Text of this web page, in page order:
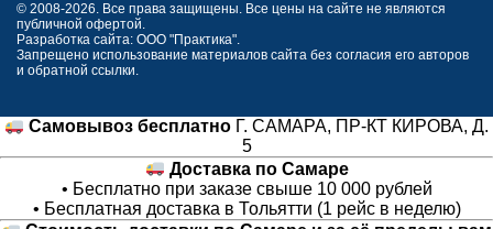
© 2008-2026. Все права защищены. Все цены на сайте не являются
публичной офертой.
Разработка сайта: ООО "Практика".
Запрещено использование материалов сайта без согласия его авторов
и обратной ссылки.
Самовывоз бесплатно Г. САМАРА, ПР-КТ КИРОВА, Д.
5
Доставка по Самаре
• Бесплатно при заказе свыше 10 000 рублей
• Бесплатная доставка в Тольятти (1 рейс в неделю)